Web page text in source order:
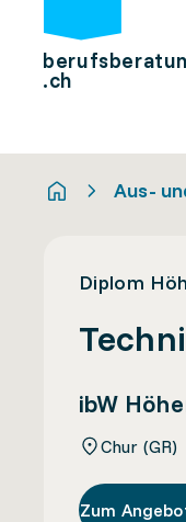
.ch
Aus-
Diplom
ibW
Chur (GR)
Zum